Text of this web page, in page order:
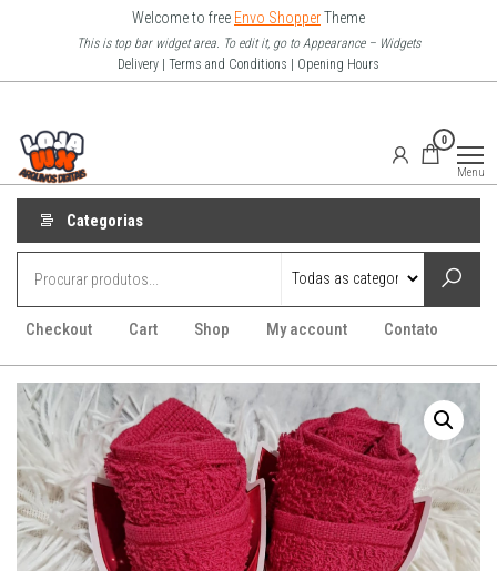
o
Welcome to free Envo ShopperTheme
This is top bar widget area. To edit it, go to Appearance – Widgets
Delivery | Terms and Conditions | Opening Hours
Arquivo
Digitais
0
Menu
Categorias
Checkout Cart Shop My account Contato